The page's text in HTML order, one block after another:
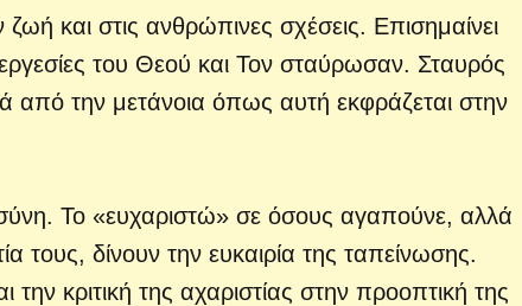
και στις ανθρώπινες σχέσεις. Επισημαίνει
του Θεού και Τον σταύρωσαν. Σταυρός
από την μετάνοια όπως αυτή εκφράζεται στην
Το «ευχαριστώ» σε όσους αγαπούνε, αλλά
τους, δίνουν την ευκαιρία της ταπείνωσης.
κριτική της αχαριστίας στην προοπτική της